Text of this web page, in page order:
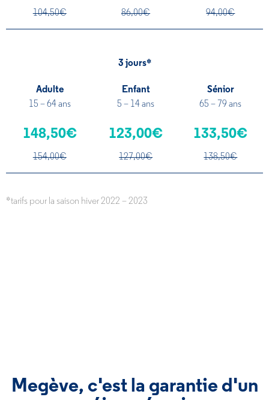
104,50€ 86,00€ 94,00€
3 jours*
Adulte
15 – 64 ans
148,50€
154,00€
Enfant
5 – 14 ans
123,00€
127,00€
Sénior
65 – 79 ans
133,50€
138,50€
*tarifs pour la saison hiver 2022 – 2023
Megève, c'est la garantie d'un